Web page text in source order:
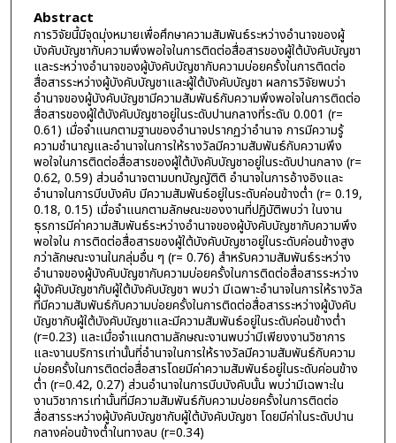
Abstract
การวิจัยนี้มีจุดมุ่งหมายเพื่อศึกษาความสัมพันธ์ระหว่างอำนาจของผู้
บังคับบัญชากับความพึงพอใจในการติดต่อสื่อสารของผู้ใต้บังคับบัญชา
และระหว่างอำนาจของผู้บังคับบัญชากับความบ่อยครั้งในการติดต่อ
สื่อสารระหว่างผู้บังคับบัญชาและผู้ใต้บังคับบัญชา ผลการวิจัยพบว่า
อำนาจของผู้บังคับบัญชามีความสัมพันธ์กับความพึงพอใจในการติดต่อ
สื่อสารของผู้ใต้บังคับบัญชาอยู่ในระดับปานกลางที่ระดับ 0.001 (r=
0.61) เมื่อจำแนกตามฐานของอำนาจปรากฏว่าอำนาจ การมีความรู้
ความชำนาญและอำนาจในการให้รางวัลมีความสัมพันธ์กับความพึง
พอใจในการติดต่อสื่อสารของผู้ใต้บังคับบัญชาอยู่ในระดับปานกลาง (r=
0.62, 0.59) ส่วนอำนาจตามบทบัญญัติติ อำนาจในการอ้างอิงและ
อำนาจในการบีบบังคับ มีความสัมพันธ์อยู่ในระดับค่อนข้างต่ำ (r= 0.19,
0.18, 0.15) เมื่อจำแนกตามลักษณะของงานที่ปฏิบัติพบว่า ในงาน
ธุรการมีค่าความสัมพันธ์ระหว่างอำนาจของผู้บังคับบัญชากับความพึง
พอใจใน การติดต่อสื่อสารของผู้ใต้บังคับบัญชาอยู่ในระดับค่อนข้างสูง
กว่าลักษณะงานในกลุ่มอื่น ๆ (r= 0.76) สำหรับความสัมพันธ์ระหว่าง
อำนาจของผู้บังคับบัญชากับความบ่อยครั้งในการติดต่อสื่อสารระหว่าง
ผู้บังคับบัญชากับผู้ใต้บังคับบัญชา พบว่า มีเฉพาะอำนาจในการให้รางวัล
ที่มีความสัมพันธ์กับความบ่อยครั้งในการติดต่อสื่อสารระหว่างผู้บังคับ
บัญชากับผู้ใต้บังคับบัญชาและมีความสัมพันธ์อยู่ในระดับค่อนข้างต่ำ
(r=0.23) และเมื่อจำแนกตามลักษณะงานพบว่ามีเพียงงานวิชาการ
และงานบริการเท่านั้นที่อำนาจในการให้รางวัลมีความสัมพันธ์กับความ
บ่อยครั้งในการติดต่อสื่อสารโดยมีค่าความสัมพันธ์อยู่ในระดับค่อนข้าง
ต่ำ (r=0.42, 0.27) ส่วนอำนาจในการบีบบังคับนั้น พบว่ามีเฉพาะใน
งานวิชาการเท่านั้นที่มีความสัมพันธ์กับความบ่อยครั้งในการติดต่อ
สื่อสารระหว่างผู้บังคับบัญชากับผู้ใต้บังคับบัญชา โดยมีค่าในระดับปาน
กลางค่อนข้างต่ำในทางลบ (r=0.34)